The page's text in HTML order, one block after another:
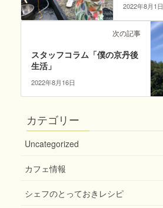
2022年8月1日
次の記事
スタッフコラム「僕の京丹後
生活」
2022年8月16日
カテゴリー
Uncategorized
カフェ情報
シェフのとっておきレシピ